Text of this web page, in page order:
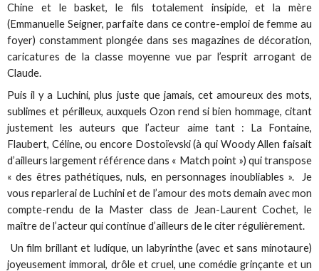
Chine et le basket, le fils totalement insipide, et la mère
(Emmanuelle Seigner, parfaite dans ce contre-emploi de femme au
foyer) constamment plongée dans ses magazines de décoration,
caricatures de la classe moyenne vue par l’esprit arrogant de
Claude.
Puis il y a Luchini, plus juste que jamais, cet amoureux des mots,
sublimes et périlleux, auxquels Ozon rend si bien hommage, citant
justement les auteurs que l’acteur aime tant : La Fontaine,
Flaubert, Céline, ou encore Dostoïevski (à qui Woody Allen faisait
d’ailleurs largement référence dans « Match point ») qui transpose
« des êtres pathétiques, nuls, en personnages inoubliables ». Je
vous reparlerai de Luchini et de l’amour des mots demain avec mon
compte-rendu de la Master class de Jean-Laurent Cochet, le
maître de l’acteur qui continue d’ailleurs de le citer régulièrement.
Un film brillant et ludique, un labyrinthe (avec et sans minotaure)
joyeusement immoral, drôle et cruel, une comédie grinçante et un